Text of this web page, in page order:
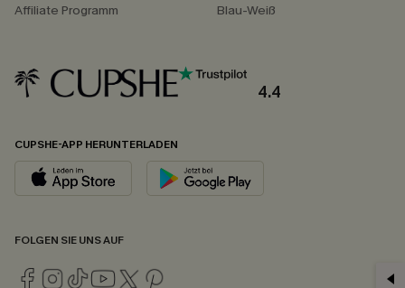
Affiliate Programm
Blau-Weiß
4.4
CUPSHE-APP HERUNTERLADEN
FOLGEN SIE UNS AUF